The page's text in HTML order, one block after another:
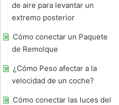
de aire para levantar un
extremo posterior
Cómo conectar un Paquete
de Remolque
¿Cómo Peso afectar a la
velocidad de un coche?
Cómo conectar las luces del